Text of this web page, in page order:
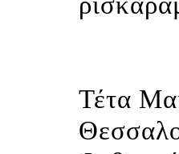
Τέτα